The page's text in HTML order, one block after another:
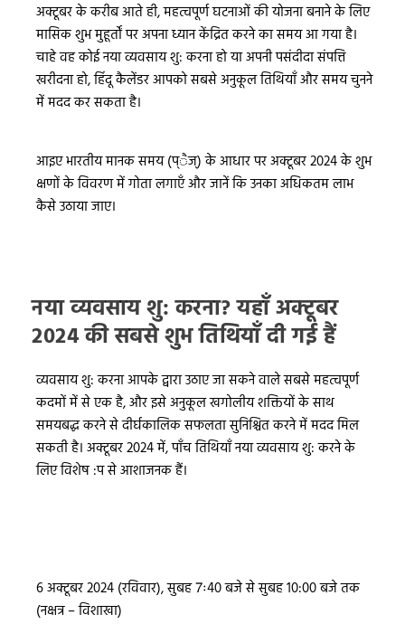
अक्टूबर के करीब आते ही, महत्वपूर्ण घटनाओं की योजना बनाने के लिए
मासिक शुभ मुहूर्तों पर अपना ध्यान केंद्रित करने का समय आ गया है।
चाहे वह कोई नया व्यवसाय शु: करना हो या अपनी पसंदीदा संपत्ति
खरीदना हो, हिंदू कैलेंडर आपको सबसे अनुकूल तिथियाँ और समय चुनने
में मदद कर सकता है।
आइए भारतीय मानक समय (प्ैज्) के आधार पर अक्टूबर 2024 के शुभ
क्षणों के विवरण में गोता लगाएँ और जानें कि उनका अधिकतम लाभ
कैसे उठाया जाए।
नया व्यवसाय शु: करना? यहाँ अक्टूबर
2024 की सबसे शुभ तिथियाँ दी गई हैं
व्यवसाय शु: करना आपके द्वारा उठाए जा सकने वाले सबसे महत्वपूर्ण
कदमों में से एक है, और इसे अनुकूल खगोलीय शक्तियों के साथ
समयबद्ध करने से दीर्घकालिक सफलता सुनिश्चित करने में मदद मिल
सकती है। अक्टूबर 2024 में, पाँच तिथियाँ नया व्यवसाय शु: करने के
लिए विशेष :प से आशाजनक हैं।
6 अक्टूबर 2024 (रविवार), सुबह 7ः40 बजे से सुबह 10:00 बजे तक
(नक्षत्र – विशाखा)